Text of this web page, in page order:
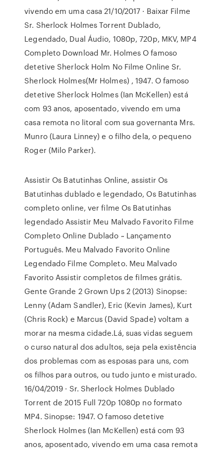
vivendo em uma casa 21/10/2017 · Baixar Filme
Sr. Sherlock Holmes Torrent Dublado,
Legendado, Dual Áudio, 1080p, 720p, MKV, MP4
Completo Download Mr. Holmes O famoso
detetive Sherlock Holm No Filme Online Sr.
Sherlock Holmes(Mr Holmes) , 1947. O famoso
detetive Sherlock Holmes (Ian McKellen) está
com 93 anos, aposentado, vivendo em uma
casa remota no litoral com sua governanta Mrs.
Munro (Laura Linney) e o filho dela, o pequeno
Roger (Milo Parker).
Assistir Os Batutinhas Online, assistir Os
Batutinhas dublado e legendado, Os Batutinhas
completo online, ver filme Os Batutinhas
legendado Assistir Meu Malvado Favorito Filme
Completo Online Dublado ~ Lançamento
Português. Meu Malvado Favorito Online
Legendado Filme Completo. Meu Malvado
Favorito Assistir completos de filmes grátis.
Gente Grande 2 Grown Ups 2 (2013) Sinopse:
Lenny (Adam Sandler), Eric (Kevin James), Kurt
(Chris Rock) e Marcus (David Spade) voltam a
morar na mesma cidade.Lá, suas vidas seguem
o curso natural dos adultos, seja pela existência
dos problemas com as esposas para uns, com
os filhos para outros, ou tudo junto e misturado.
16/04/2019 · Sr. Sherlock Holmes Dublado
Torrent de 2015 Full 720p 1080p no formato
MP4. Sinopse: 1947. O famoso detetive
Sherlock Holmes (Ian McKellen) está com 93
anos, aposentado, vivendo em uma casa remota